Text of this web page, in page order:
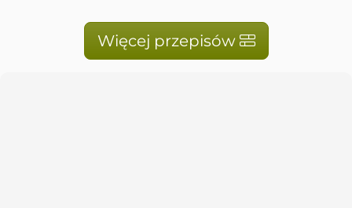
Więcej przepisów